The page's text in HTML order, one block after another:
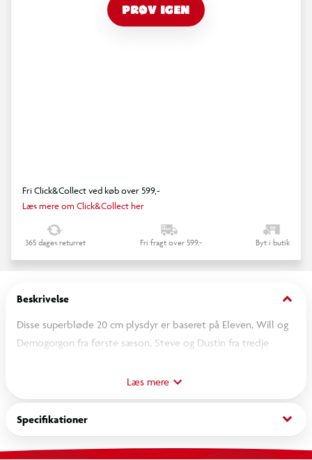
PRØV IGEN
Fri Click&Collect ved køb over 599,-
Læs mere om Click&Collect her
365 dages returret Fri fragt over 599,- Byt i butik
Beskrivelse keyboard_arrow_down
Disse superbløde 20 cm plysdyr er baseret på Eleven, Will og
Demogorgon fra første sæson, Steve og Dustin fra tredje
særlige broderidetaljer og inkluderer autentiske
beklædningsdetaljer fra serien. Saml alle 20 cm Stranger
Things-plysdyr og udstil hele holdet. Officielt licenseret
Stranger Things-produkt fra Jazwares. Fra 3 år.
Læs mere
Specifikationer keyboard_arrow_down